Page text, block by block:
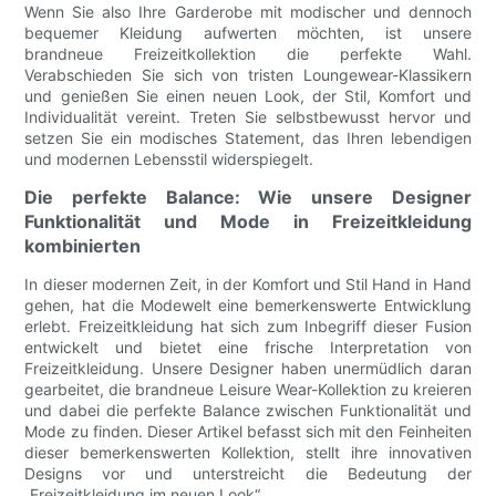
Wenn Sie also Ihre Garderobe mit modischer und dennoch
bequemer Kleidung aufwerten möchten, ist unsere
brandneue Freizeitkollektion die perfekte Wahl.
Verabschieden Sie sich von tristen Loungewear-Klassikern
und genießen Sie einen neuen Look, der Stil, Komfort und
Individualität vereint. Treten Sie selbstbewusst hervor und
setzen Sie ein modisches Statement, das Ihren lebendigen
und modernen Lebensstil widerspiegelt.
Die perfekte Balance: Wie unsere Designer
Funktionalität und Mode in Freizeitkleidung
kombinierten
In dieser modernen Zeit, in der Komfort und Stil Hand in Hand
gehen, hat die Modewelt eine bemerkenswerte Entwicklung
erlebt. Freizeitkleidung hat sich zum Inbegriff dieser Fusion
entwickelt und bietet eine frische Interpretation von
Freizeitkleidung. Unsere Designer haben unermüdlich daran
gearbeitet, die brandneue Leisure Wear-Kollektion zu kreieren
und dabei die perfekte Balance zwischen Funktionalität und
Mode zu finden. Dieser Artikel befasst sich mit den Feinheiten
dieser bemerkenswerten Kollektion, stellt ihre innovativen
Designs vor und unterstreicht die Bedeutung der